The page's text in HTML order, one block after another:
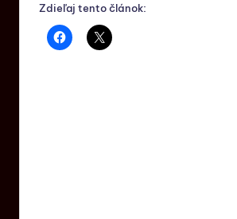
Zdieľaj tento článok: